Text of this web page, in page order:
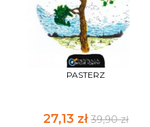
PASTERZ
27,13 zł39,90 zł